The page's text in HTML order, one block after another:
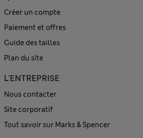
Créer un compte
Paiement et offres
Guide des tailles
Plan du site
L'ENTREPRISE
Nous contacter
Site corporatif
Tout savoir sur Marks & Spencer